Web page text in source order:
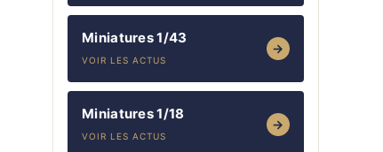
Miniatures 1/43
VOIR LES ACTUS
→
Miniatures 1/18
VOIR LES ACTUS
→